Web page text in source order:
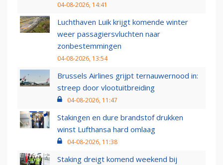
04-08-2026, 14:41
Luchthaven Luik krijgt komende winter
weer passagiersvluchten naar
zonbestemmingen
04-08-2026, 13:54
Brussels Airlines grijpt ternauwernood in:
streep door vlootuitbreiding
04-08-2026, 11:47
Stakingen en dure brandstof drukken
winst Lufthansa hard omlaag
04-08-2026, 11:38
Staking dreigt komend weekend bij